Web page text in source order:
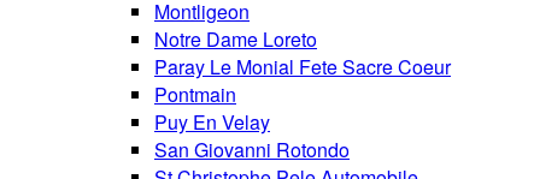
Montligeon
Notre Dame Loreto
Paray Le Monial Fete Sacre Coeur
Pontmain
Puy En Velay
San Giovanni Rotondo